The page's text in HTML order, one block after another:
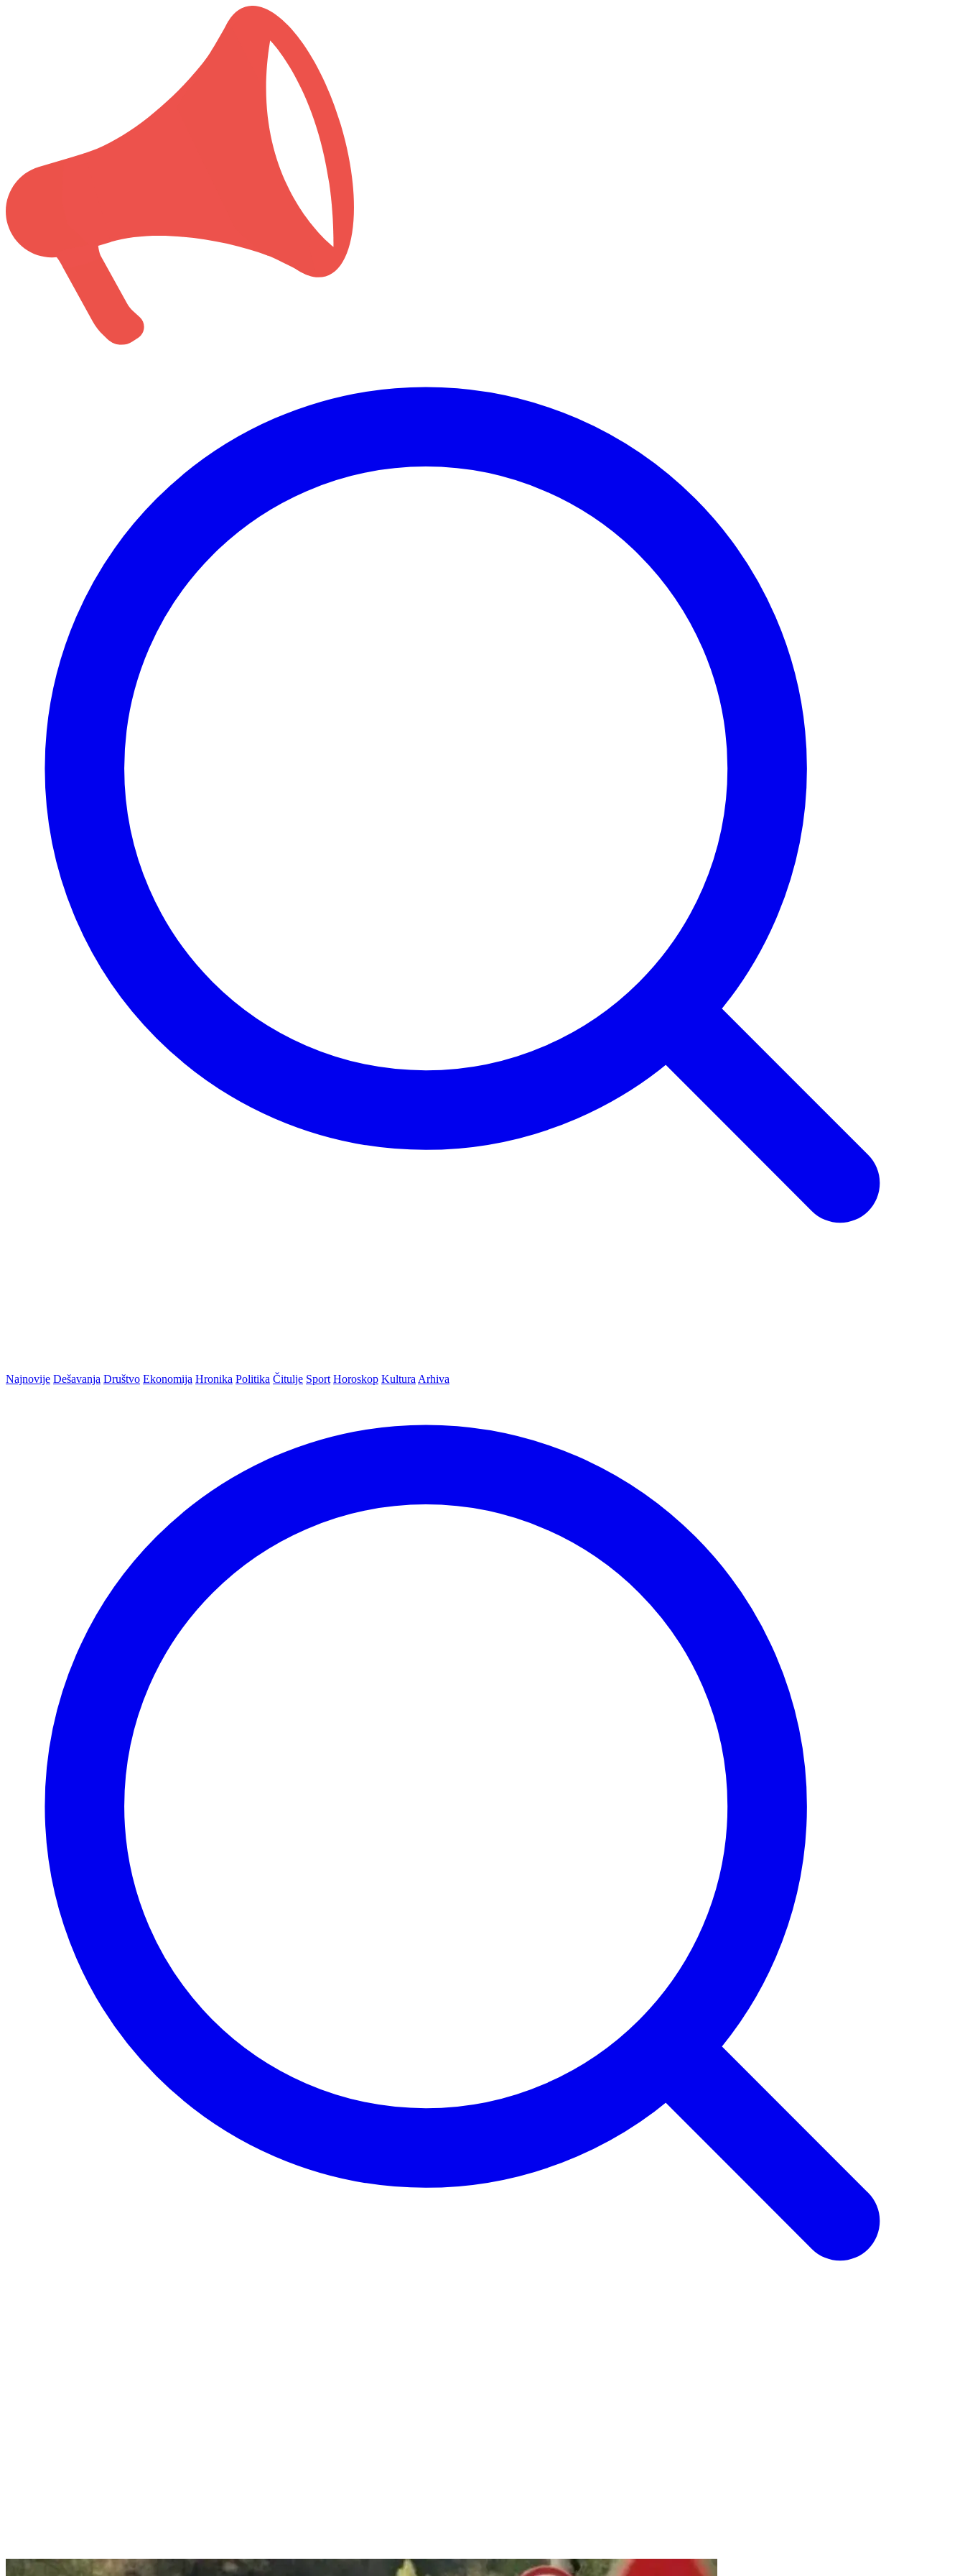
Najnovije Dešavanja Društvo Ekonomija Hronika Politika Čitulje Sport Horoskop Kultura Arhiva